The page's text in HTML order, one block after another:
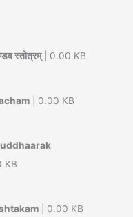
स्तोत्रम्| 0.00 KB
| 0.00 KB
KB
| 0.00 KB